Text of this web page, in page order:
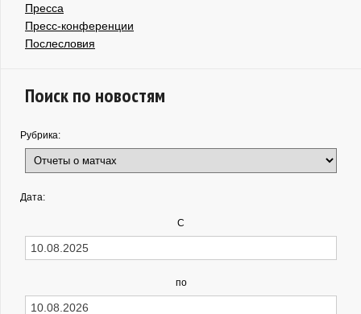
Пресса
Пресс-конференции
Послесловия
Поиск по новостям
Рубрика:
Дата:
С
по